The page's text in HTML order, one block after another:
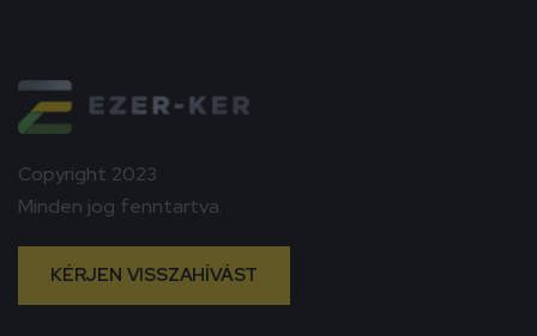
Copyright 2023
Minden jog fenntartva.
KÉRJEN VISSZAHÍVÁST